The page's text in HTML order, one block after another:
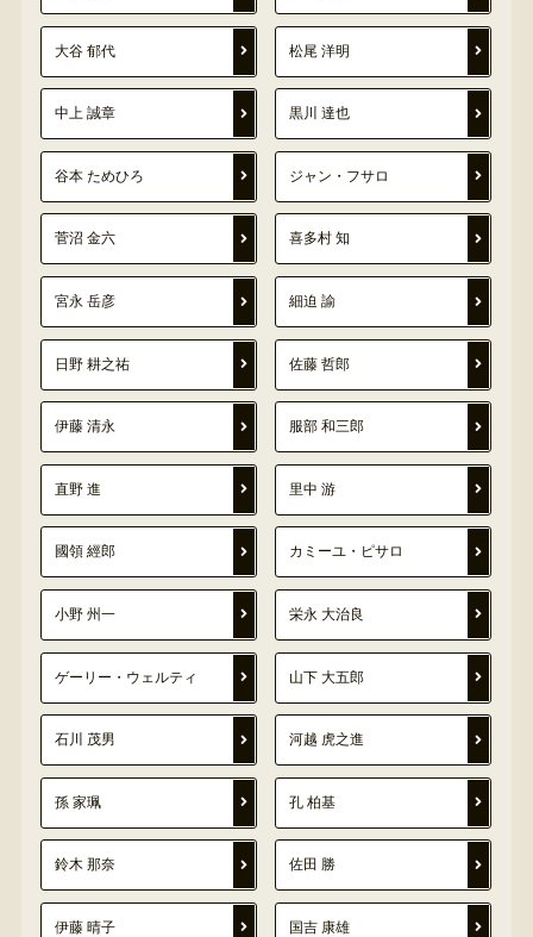
大谷 郁代 松尾 洋明
中上 誠章 黒川 達也
谷本 ためひろ ジャン・フサロ
菅沼 金六 喜多村 知
宮永 岳彦 細迫 諭
日野 耕之祐 佐藤 哲郎
伊藤 清永 服部 和三郎
直野 進 里中 游
國領 經郎 カミーユ・ピサロ
小野 州一 栄永 大治良
ゲーリー・ウェルティ 山下 大五郎
石川 茂男 河越 虎之進
孫 家珮 孔 柏基
鈴木 那奈 佐田 勝
伊藤 晴子 国吉 康雄